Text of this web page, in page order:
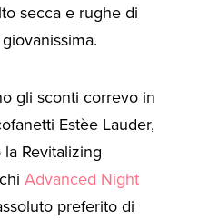
secca e rughe di
gli sconti correvo in
Estèe Lauder,
Revitalizing
Advanced Night
preferito di